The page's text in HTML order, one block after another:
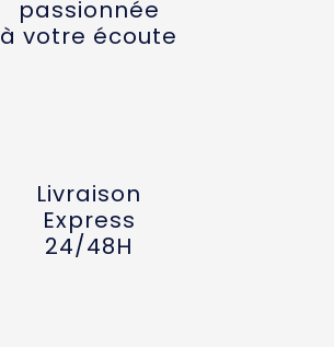
passionnée
à votre écoute
Livraison
Express
24/48H